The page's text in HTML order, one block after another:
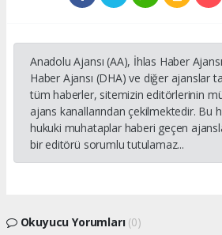
Anadolu Ajansı (AA), İhlas Haber
Haber Ajansı (DHA) ve diğer ajanslar
tüm haberler, sitemizin editörlerinin
ajans kanallarından çekilmektedir. Bu
hukuki muhataplar haberi geçen
bir editörü sorumlu tutulamaz...
Okuyucu Yorumları (0)